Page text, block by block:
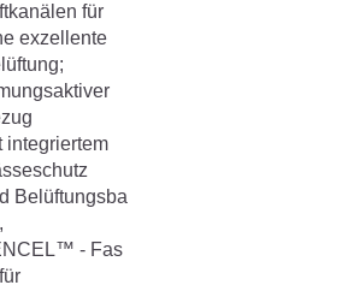
für
exzellente
integriertem
Belüftungsba
- Fas